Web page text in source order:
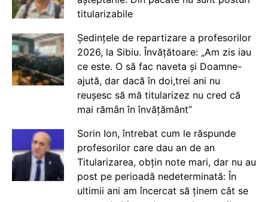
titularizabile
Ședințele de repartizare a profesorilor
2026, la Sibiu. Învățătoare: „Am zis iau
ce este. O să fac naveta și Doamne-
ajută, dar dacă în doi,trei ani nu
reușesc să mă titularizez nu cred că
mai rămân în învățământ”
Sorin Ion, întrebat cum le răspunde
profesorilor care dau an de an
Titularizarea, obțin note mari, dar nu au
post pe perioadă nedeterminată: În
ultimii ani am încercat să ținem cât se